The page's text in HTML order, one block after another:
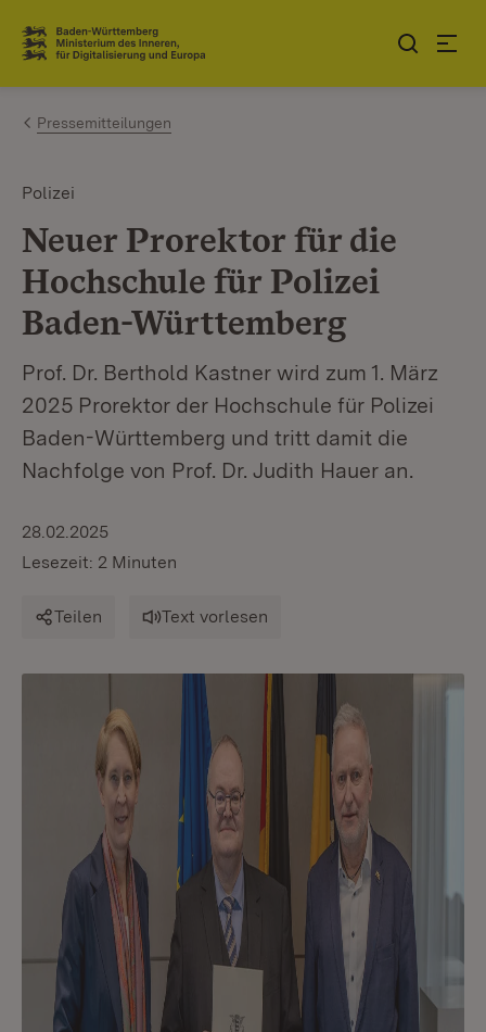
Zum Inhalt springen
Link zur Startseite
Pressemitteilungen
Polizei
Neuer Prorektor für die
Hochschule für Polizei
Baden-Württemberg
Prof. Dr. Berthold Kastner wird zum 1. März
2025 Prorektor der Hochschule für Polizei
Baden-Württemberg und tritt damit die
Nachfolge von Prof. Dr. Judith Hauer an.
28.02.2025
Lesezeit: 2 Minuten
Teilen Text vorlesen